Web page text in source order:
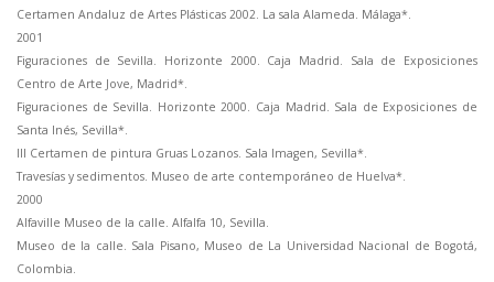
Certamen Andaluz de Artes Plásticas 2002. La sala Alameda. Málaga*.
2001
Figuraciones de Sevilla. Horizonte 2000. Caja Madrid. Sala de Exposiciones
Centro de Arte Jove, Madrid*.
Figuraciones de Sevilla. Horizonte 2000. Caja Madrid. Sala de Exposiciones de
Santa Inés, Sevilla*.
III Certamen de pintura Gruas Lozanos. Sala Imagen, Sevilla*.
Travesías y sedimentos. Museo de arte contemporáneo de Huelva*.
2000
Alfaville Museo de la calle. Alfalfa 10, Sevilla.
Museo de la calle. Sala Pisano, Museo de La Universidad Nacional de Bogotá,
Colombia.